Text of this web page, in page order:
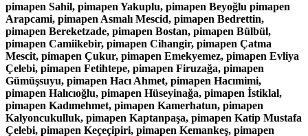
pimapen Sahil, pimapen Yakuplu, pimapen Beyoğlu pimapen
Arapcami, pimapen Asmalı Mescid, pimapen Bedrettin,
pimapen Bereketzade, pimapen Bostan, pimapen Bülbül,
pimapen Camiikebir, pimapen Cihangir, pimapen Çatma
Mescit, pimapen Çukur, pimapen Emekyemez, pimapen Evliya
Çelebi, pimapen Fetihtepe, pimapen Firuzağa, pimapen
Gümüşsuyu, pimapen Hacı Ahmet, pimapen Hacımimi,
pimapen Halıcıoğlu, pimapen Hüseyinağa, pimapen İstiklal,
pimapen Kadımehmet, pimapen Kamerhatun, pimapen
Kalyoncukulluk, pimapen Kaptanpaşa, pimapen Katip Mustafa
Çelebi, pimapen Keçeçipiri, pimapen Kemankeş, pimapen